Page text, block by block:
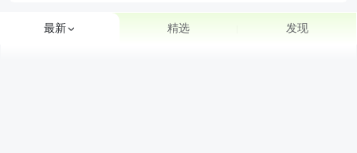
最新 精选 发现